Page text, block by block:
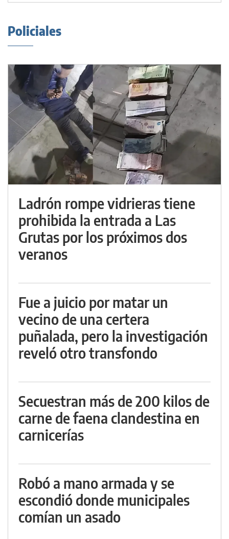
Policiales
Ladrón rompe vidrieras tiene
prohibida la entrada a Las
Grutas por los próximos dos
veranos
Fue a juicio por matar un
vecino de una certera
puñalada, pero la investigación
reveló otro transfondo
Secuestran más de 200 kilos de
carne de faena clandestina en
carnicerías
Robó a mano armada y se
escondió donde municipales
comían un asado